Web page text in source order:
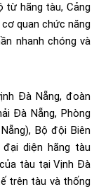
từ hãng tàu, Cảng
quan chức năng
nhanh chóng và
Đà Nẵng, đoàn
Đà Nẵng, Phòng
Bộ đội Biên
đại diện hãng tàu
tàu tại Vịnh Đà
trên tàu và thống